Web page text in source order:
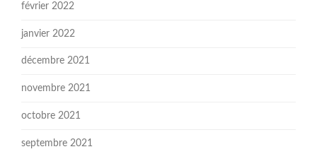
février 2022
janvier 2022
décembre 2021
novembre 2021
octobre 2021
septembre 2021